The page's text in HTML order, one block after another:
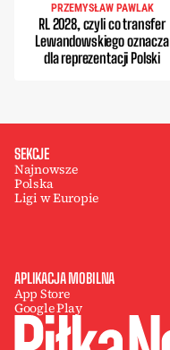
PRZEMYSŁAW PAWLAK
RL 2028, czyli co transfer
Lewandowskiego oznacza
dla reprezentacji Polski
SEKCJE
Najnowsze
Polska
Ligi w Europie
APLIKACJA MOBILNA
App Store
Google Play